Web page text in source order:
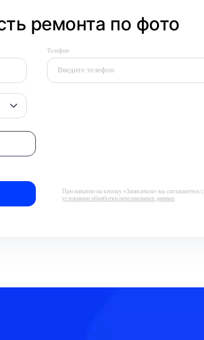
ремонта по фото
Телефон
При нажатии на кнопку «Записаться» вы соглашаетесь с
условиями обработки персональных данных